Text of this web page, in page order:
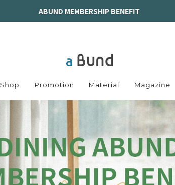
ABUND MEMBERSHIP BENEFIT
Shop Promotion Material Magazine